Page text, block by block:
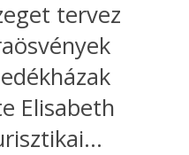
tervez
Elisabeth